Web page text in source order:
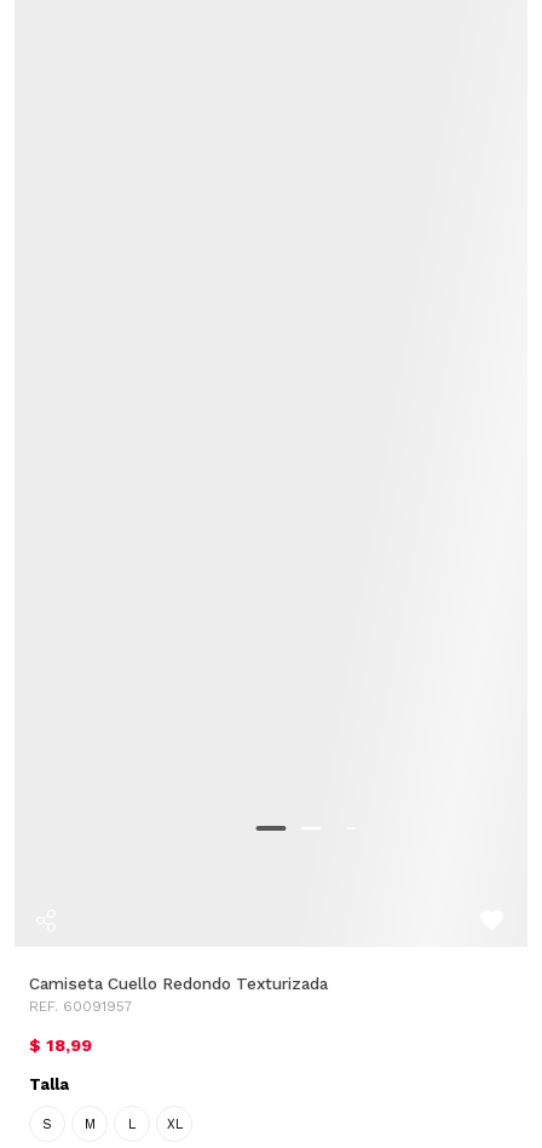
Camiseta Cuello Redondo Texturizada
REF. 60091957
$ 18,99
Talla
S M L XL